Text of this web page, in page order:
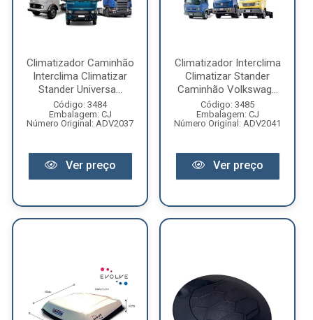
Climatizador Caminhão
Interclima Climatizar
Stander Universa...
Código: 3484
Embalagem: CJ
Número Original: ADV2037
Ver preço
Climatizador Interclima
Climatizar Stander
Caminhão Volkswag...
Código: 3485
Embalagem: CJ
Número Original: ADV2041
Ver preço